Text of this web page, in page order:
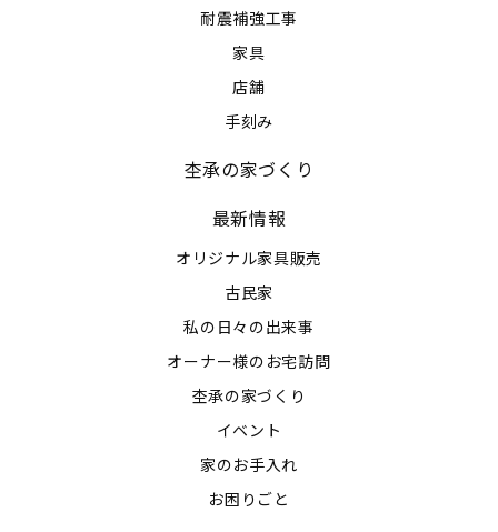
耐震補強工事
家具
店舗
手刻み
杢承の家づくり
最新情報
オリジナル家具販売
古民家
私の日々の出来事
オーナー様のお宅訪問
杢承の家づくり
イベント
家のお手入れ
お困りごと